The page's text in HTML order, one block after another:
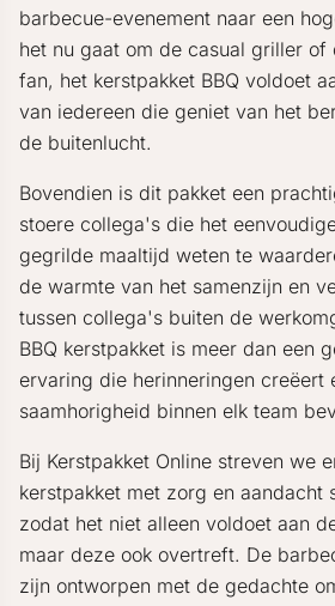
barbecue-evenement naar een
het nu gaat om de casual griller of
fan, het kerstpakket BBQ voldoet
van iedereen die geniet van het
de buitenlucht.
Bovendien is dit pakket een
stoere collega's die het
gegrilde maaltijd weten te
de warmte van het samenzijn en
tussen collega's buiten de
BBQ kerstpakket is meer dan een
ervaring die herinneringen creëert
saamhorigheid binnen elk team
Bij Kerstpakket Online streven we
kerstpakket met zorg en aandacht
zodat het niet alleen voldoet aan
maar deze ook overtreft. De
zijn ontworpen met de gedachte